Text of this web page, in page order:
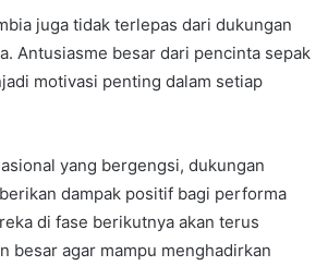
juga tidak terlepas dari dukungan
Antusiasme besar dari pencinta sepak
motivasi penting dalam setiap
yang bergengsi, dukungan
dampak positif bagi performa
di fase berikutnya akan terus
besar agar mampu menghadirkan